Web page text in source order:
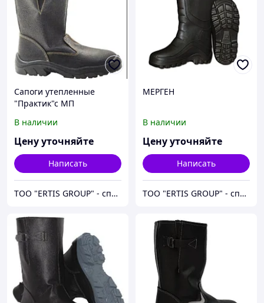
Сапоги утепленные
"Практик"с МП
В наличии
Цену уточняйте
Написать
ТОО "ERTIS GROUP" - спецодежда, спецобувь и средства индивидуальной защиты (СИЗ)
МЕРГЕН
В наличии
Цену уточняйте
Написать
ТОО "ERTIS GROUP" - спецодежда, спецобувь и средства индивидуальной защиты (СИЗ)